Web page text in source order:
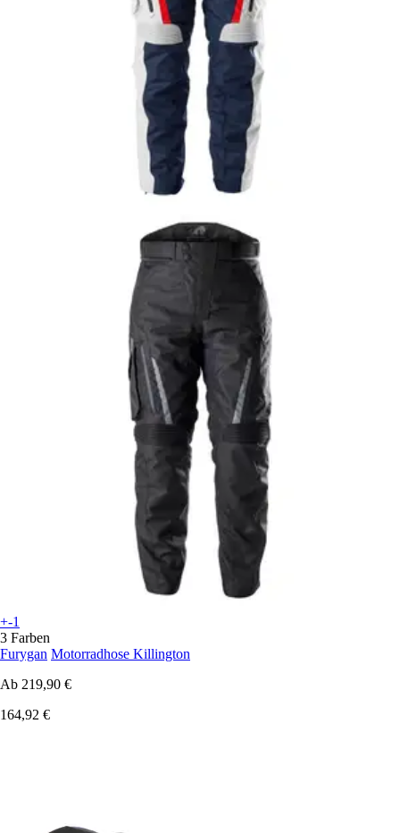
+-1
3 Farben
Furygan Motorradhose Killington
Ab 219,90 €
164,92 €